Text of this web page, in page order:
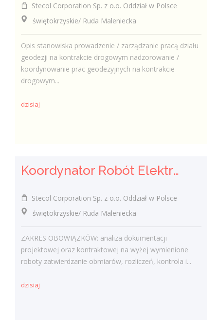
Stecol Corporation Sp. z o.o. Oddział w Polsce
świętokrzyskie/ Ruda Maleniecka
Opis stanowiska prowadzenie / zarządzanie pracą działu
geodezji na kontrakcie drogowym nadzorowanie /
koordynowanie prac geodezyjnych na kontrakcie
drogowym...
dzisiaj
Koordynator Robót Elektro-Energetycznych i Telekomunikacyjnych
Stecol Corporation Sp. z o.o. Oddział w Polsce
świętokrzyskie/ Ruda Maleniecka
ZAKRES OBOWIĄZKÓW: analiza dokumentacji
projektowej oraz kontraktowej na wyżej wymienione
roboty zatwierdzanie obmiarów, rozliczeń, kontrola i...
dzisiaj